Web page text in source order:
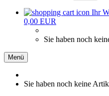
Ihr
0,00 EUR
Sie haben noch
Menü
Sie haben noch keine